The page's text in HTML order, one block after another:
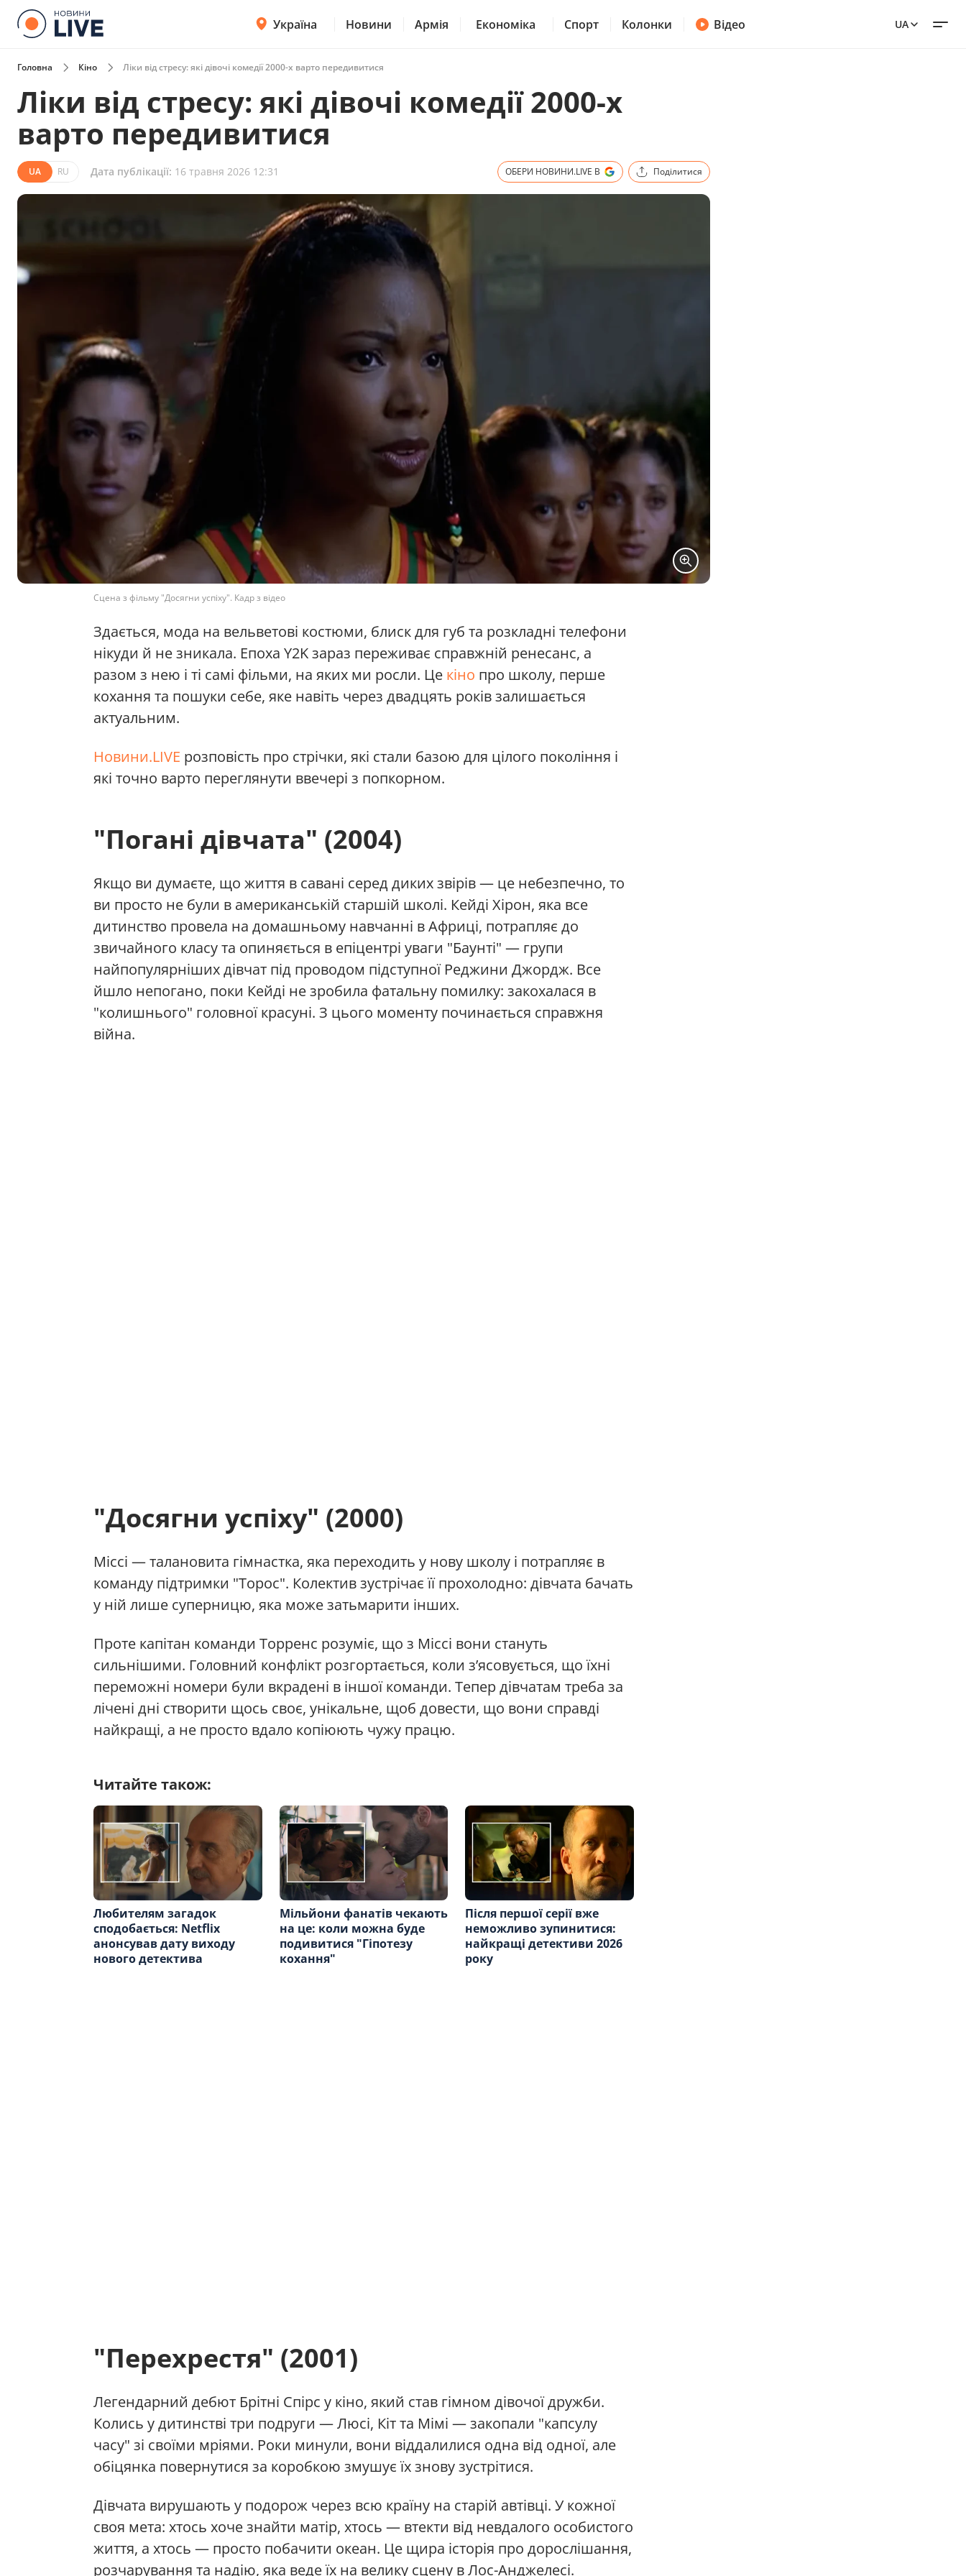
Україна Новини Армія Економіка Спорт Колонки Відео UA
Головна Кіно Ліки від стресу: які дівочі комедії 2000-х варто передивитися
Ліки від стресу: які дівочі комедії 2000-х
варто передивитися
UA RU Дата публікації: 16 травня 2026 12:31 ОБЕРИ НОВИНИ.LIVE В Поділитися
Сцена з фільму "Досягни успіху". Кадр з відео
Здається, мода на вельветові костюми, блиск для губ та розкладні телефони
нікуди й не зникала. Епоха Y2K зараз переживає справжній ренесанс, а
разом з нею і ті самі фільми, на яких ми росли. Це кіно про школу, перше
кохання та пошуки себе, яке навіть через двадцять років залишається
актуальним.
Новини.LIVE розповість про стрічки, які стали базою для цілого покоління і
які точно варто переглянути ввечері з попкорном.
"Погані дівчата" (2004)
Якщо ви думаєте, що життя в савані серед диких звірів — це небезпечно, то
ви просто не були в американській старшій школі. Кейді Хірон, яка все
дитинство провела на домашньому навчанні в Африці, потрапляє до
звичайного класу та опиняється в епіцентрі уваги "Баунті" — групи
найпопулярніших дівчат під проводом підступної Реджини Джордж. Все
йшло непогано, поки Кейді не зробила фатальну помилку: закохалася в
"колишнього" головної красуні. З цього моменту починається справжня
війна.
"Досягни успіху" (2000)
Міссі — талановита гімнастка, яка переходить у нову школу і потрапляє в
команду підтримки "Торос". Колектив зустрічає її прохолодно: дівчата бачать
у ній лише суперницю, яка може затьмарити інших.
Проте капітан команди Торренс розуміє, що з Міссі вони стануть
сильнішими. Головний конфлікт розгортається, коли з’ясовується, що їхні
переможні номери були вкрадені в іншої команди. Тепер дівчатам треба за
лічені дні створити щось своє, унікальне, щоб довести, що вони справді
найкращі, а не просто вдало копіюють чужу працю.
Читайте також:
Любителям загадок
сподобається: Netflix
анонсував дату виходу
нового детектива
Мільйони фанатів чекають
на це: коли можна буде
подивитися "Гіпотезу
кохання"
Після першої серії вже
неможливо зупинитися:
найкращі детективи 2026
року
"Перехрестя" (2001)
Легендарний дебют Брітні Спірс у кіно, який став гімном дівочої дружби.
Колись у дитинстві три подруги — Люсі, Кіт та Мімі — закопали "капсулу
часу" зі своїми мріями. Роки минули, вони віддалилися одна від одної, але
обіцянка повернутися за коробкою змушує їх знову зустрітися.
Дівчата вирушають у подорож через всю країну на старій автівці. У кожної
своя мета: хтось хоче знайти матір, хтось — втекти від невдалого особистого
життя, а хтось — просто побачити океан. Це щира історія про дорослішання,
розчарування та надію, яка веде їх на велику сцену в Лос-Анджелесі.